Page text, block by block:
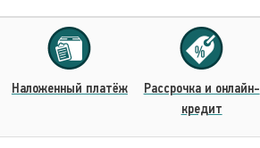
Наложенный платёж
Рассрочка и онлайн-
кредит